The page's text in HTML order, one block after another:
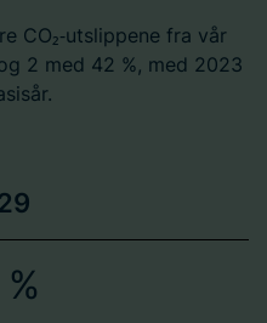
CO₂‑utslippene fra vår
2 med 42 %, med 2023